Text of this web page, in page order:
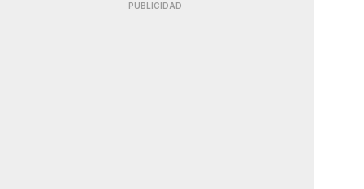
PUBLICIDAD